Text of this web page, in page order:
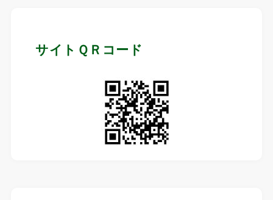
サイトＱＲコード